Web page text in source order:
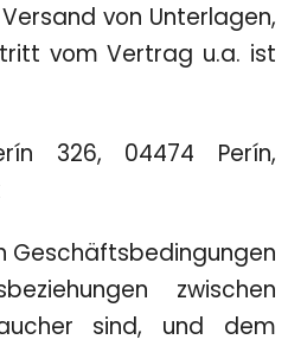
Versand von Unterlagen,
vom Vertrag u.a. ist
326, 04474 Perín,
Geschäftsbedingungen
zwischen
sind, und dem